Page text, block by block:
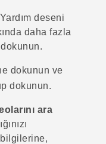
Yardım deseni
daha fazla
dokunun ve
dokunun.
ara
bilgilerine,